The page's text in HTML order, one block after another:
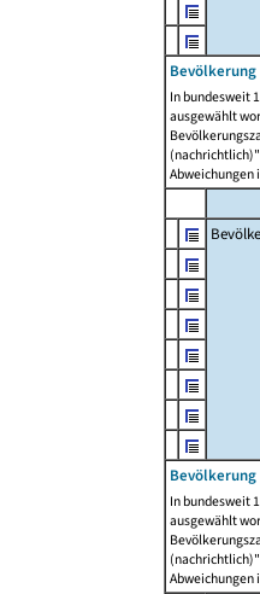
In bundesweit
ausgewählt
Abweichungen
In bundesweit
ausgewählt
Abweichungen